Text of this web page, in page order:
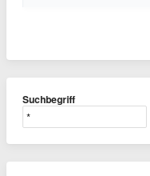
Suchbegriff